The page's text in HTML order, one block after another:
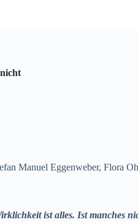
Manuel Eggenweber, Flora
ist alles. Ist manches